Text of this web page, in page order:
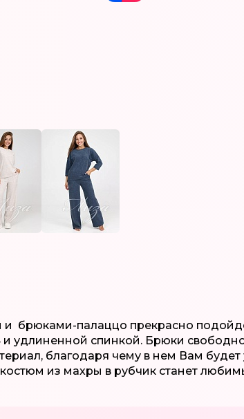
брюками-палаццо прекрасно
удлиненной спинкой. Брюки
благодаря чему в нем Вам
костюм из махры в рубчик станет